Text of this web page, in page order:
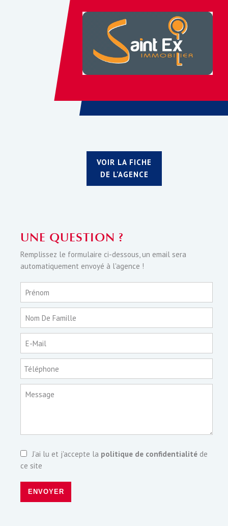
VOIR LA FICHE
DE L'AGENCE
UNE QUESTION ?
Remplissez le formulaire ci-dessous, un email sera
automatiquement envoyé à l'agence !
Prénom
Nom De Famille
E-Mail
Téléphone
Message
J’ai lu et j'accepte la politique de confidentialité de
ce site
ENVOYER